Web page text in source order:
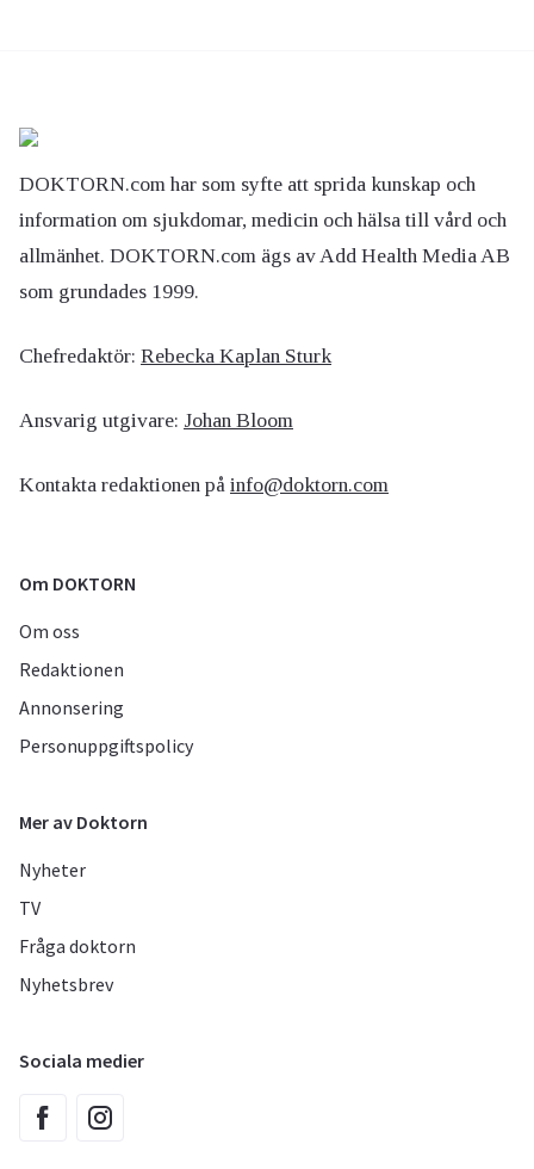
DOKTORN.com har som syfte att sprida kunskap och
information om sjukdomar, medicin och hälsa till vård och
allmänhet. DOKTORN.com ägs av Add Health Media AB
som grundades 1999.
Chefredaktör: Rebecka Kaplan Sturk
Ansvarig utgivare: Johan Bloom
Kontakta redaktionen på info@doktorn.com
Om DOKTORN
Om oss
Redaktionen
Annonsering
Personuppgiftspolicy
Mer av Doktorn
Nyheter
TV
Fråga doktorn
Nyhetsbrev
Sociala medier